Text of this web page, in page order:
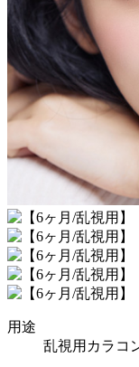
用途
乱視用カラコ